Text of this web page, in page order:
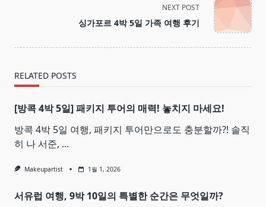
NEXT POST
싱가포르 4박 5일 가족 여행 후기
RELATED POSTS
[방콕 4박 5일] 패키지 투어의 매력! 놓치지 마세요!
방콕 4박 5일 여행, 패키지 투어만으로도 충분할까?! 솔직
히 나 서준, ...
Makeupartist 1월 1, 2026
서유럽 여행, 9박 10일의 특별한 순간은 무엇일까?